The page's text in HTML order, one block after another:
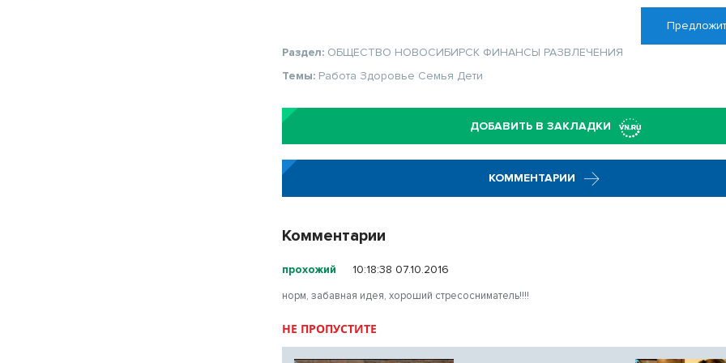
Раздел: ОБЩЕСТВО НОВОСИБИРСК ФИНАНСЫ РАЗВЛЕЧЕНИЯ
Темы: Работа Здоровье Семья Дети
ДОБАВИТЬ В ЗАКЛАДКИ
КОММЕНТАРИИ
Комментарии
прохожий 10:18:38 07.10.2016
норм, забавная идея, хороший стресосниматель!!!!
НЕ ПРОПУСТИТЕ